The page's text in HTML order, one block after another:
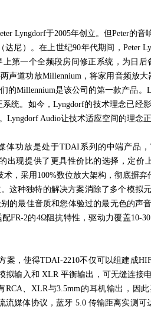
Lyngdorf于2005年创立。但Peter的音
（达尼）。在上世纪90年代期间， Peter
上第一个全频段房间修正系统，为日后
声道功放Millennium，将家用音频放大
的Millennium是该公司的第一款产品。
系统。如今，Lyngdorf的技术理念已经
Lyngdorf Audio让技术适应空间的理念
体功放是处于TDAI 系列的中端产品，
出现提供了更具性价比的选择，定价
术，采用 100%数位放大架构，彻底摒弃
这种独特的解决方案消除了多个模拟
的最佳音质和您体验过的最无色的声音
配FR-2的4Ω阻抗特性，驱动力覆盖10-30
案，使得TDAI-2210不仅可以组建成
拟输入和 XLR 平衡输出，可无缝连接
RCA、XLR与3.5mm的耳机输出，因
流媒体协议，蓝牙 5.0 传输距离实测可